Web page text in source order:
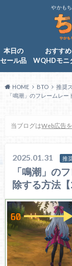
やかも
本日の
セール品
おすすめ
WQHDモニ
HOME BTO
推奨
「鳴潮」のフレームレ
当ブログはWeb広告
2025.01.31 推
「鳴潮」の
除する方法【